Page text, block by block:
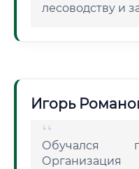
лесоводству и
Игорь
Обучался